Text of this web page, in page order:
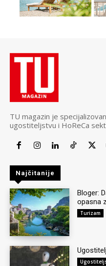
TU magazin je
ugostiteljstvu i HoReCa
Najčitanije
Bloger:
opasna
Turizam